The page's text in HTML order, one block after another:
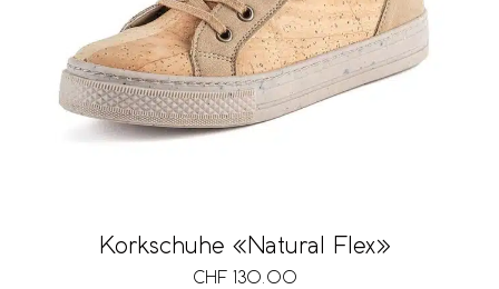
Korkschuhe «Natural Flex»
CHF 130.00